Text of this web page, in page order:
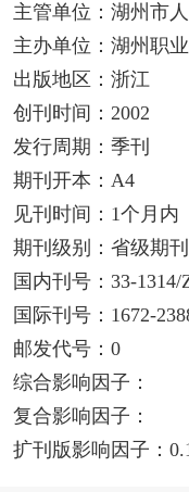
主管单位：湖州市
主办单位：湖州职
出版地区：浙江
创刊时间：2002
发行周期：季刊
期刊开本：A4
见刊时间：1个月内
期刊级别：省级期刊
国内刊号：33-1314/
国际刊号：1672-
邮发代号：0
综合影响因子：
复合影响因子：
扩刊版影响因子：